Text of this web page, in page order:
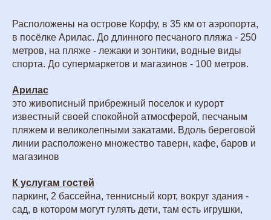
Расположены на острове Корфу, в 35 км от аэропорта,
в посёлке Арилас. До длинного песчаного пляжа - 250
метров, на пляже - лежаки и зонтики, водные виды
спорта. До супермаркетов и магазинов - 100 метров.
Арилаc
это живописный прибрежный поселок и курорт
известный своей спокойной атмосферой, песчаным
пляжем и великолепными закатами. Вдоль береговой
линии расположено множество таверн, кафе, баров и
магазинов
К услугам гостей
паркинг, 2 бассейна, теннисный корт, вокруг здания -
сад, в котором могут гулять дети, там есть игрушки,